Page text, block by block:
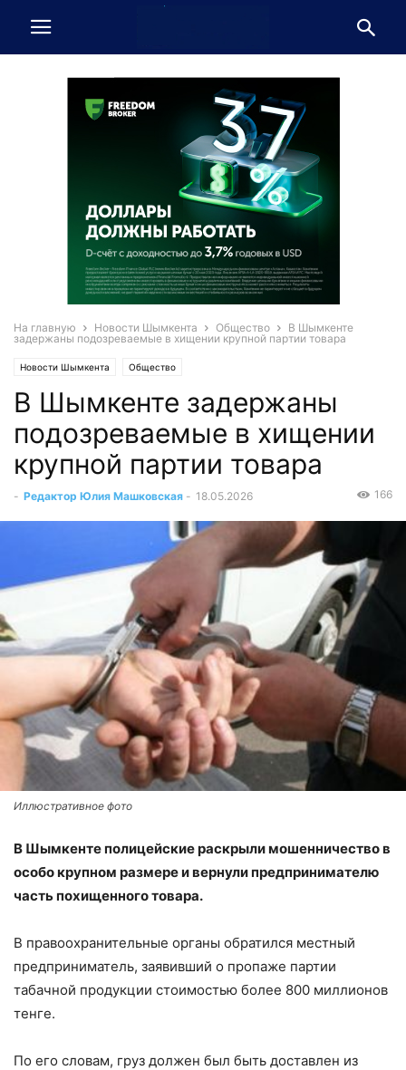
На главную Новости Шымкента Общество
В Шымкенте
задержаны подозреваемые в хищении крупной партии товара
Новости Шымкента Общество
В Шымкенте задержаны
подозреваемые в хищении
крупной партии товара
- Редактор Юлия Машковская - 18.05.2026 166
Иллюстративное фото
В Шымкенте полицейские раскрыли мошенничество в
особо крупном размере и вернули предпринимателю
часть похищенного товара.
В правоохранительные органы обратился местный
предприниматель, заявивший о пропаже партии
табачной продукции стоимостью более 800 миллионов
тенге.
По его словам, груз должен был быть доставлен из